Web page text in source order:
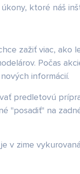
ktoré náš
zažiť viac, ako
Počas
informácií.
predletovú
"posadiť" na
v zime